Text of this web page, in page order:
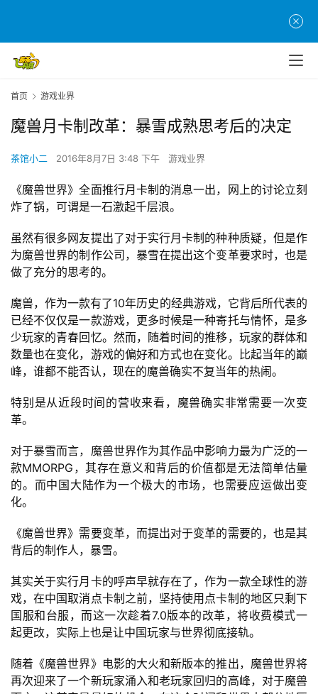
首
页
游
茶
创
游
戏
业
界
手
机
戏
单
机
游
戏
首页 游戏业界
魔兽月卡制改革：暴雪成熟思考后的决定
茶馆小二 2016年8月7日 3:48 下午 游戏业界
《魔兽世界》全面推行月卡制的消息一出，网上的讨论立刻
炸了锅，可谓是一石激起千层浪。
虽然有很多网友提出了对于实行月卡制的种种质疑，但是作
为魔兽世界的制作公司，暴雪在提出这个变革要求时，也是
做了充分的思考的。
魔兽，作为一款有了10年历史的经典游戏，它背后所代表的
已经不仅仅是一款游戏，更多时候是一种寄托与情怀，是多
少玩家的青春回忆。然而，随着时间的推移，玩家的群体和
数量也在变化，游戏的偏好和方式也在变化。比起当年的巅
峰，谁都不能否认，现在的魔兽确实不复当年的热闹。
特别是从近段时间的营收来看，魔兽确实非常需要一次变
革。
对于暴雪而言，魔兽世界作为其作品中影响力最为广泛的一
款MMORPG，其存在意义和背后的价值都是无法简单估量
的。而中国大陆作为一个极大的市场，也需要应运做出变
化。
《魔兽世界》需要变革，而提出对于变革的需要的，也是其
背后的制作人，暴雪。
其实关于实行月卡的呼声早就存在了，作为一款全球性的游
戏，在中国取消点卡制之前，坚持使用点卡制的地区只剩下
国服和台服，而这一次趁着7.0版本的改革，将收费模式一
起更改，实际上也是让中国玩家与世界彻底接轨。
随着《魔兽世界》电影的大火和新版本的推出，魔兽世界将
再次迎来了一个新玩家涌入和老玩家回归的高峰，对于魔兽